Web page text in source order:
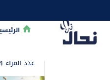
الرئيسية »
عدد القراء 464